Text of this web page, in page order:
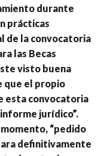
durante
prácticas
de la convocatoria
las Becas
visto buena
que el propio
esta convocatoria
jurídico”.
“pedido
definitivamente